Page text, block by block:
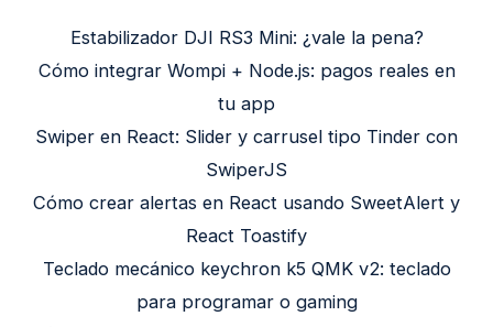
Estabilizador DJI RS3 Mini: ¿vale la pena?
Cómo integrar Wompi + Node.js: pagos reales en
tu app
Swiper en React: Slider y carrusel tipo Tinder con
SwiperJS
Cómo crear alertas en React usando SweetAlert y
React Toastify
Teclado mecánico keychron k5 QMK v2: teclado
para programar o gaming